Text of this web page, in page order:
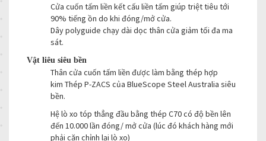
Cửa cuốn tấm liền kết cấu liền tấm giúp triệt tiêu tới
90% tiếng ồn do khi đóng/mở cửa.
Dây polyguide chạy dài dọc thân cửa giảm tối đa ma
sát.
Vật liêu siêu bền
Thân cửa cuốn tấm liền được làm bằng thép hợp
kim Thép P-ZACS của BlueScope Steel Australia siêu
bền.
Hệ lò xo tóp thẳng đầu bằng thép C70 có độ bền lên
đến 10.000 lần đóng/ mở cửa (lúc đó khách hàng mới
phải căn chỉnh lại lò xo)